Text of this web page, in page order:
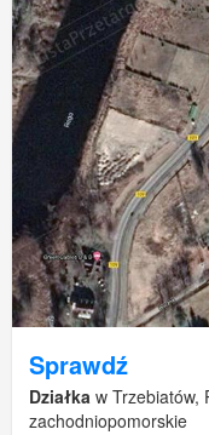
Sprawdź
Działka w Trzebiatów,
zachodniopomorskie